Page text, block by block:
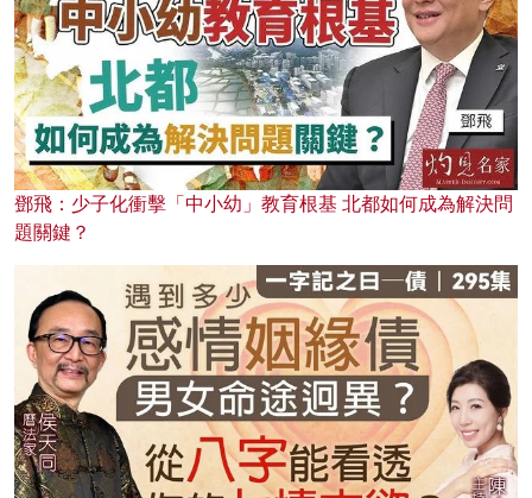
鄧飛：少子化衝擊「中小幼」教育根基 北都如何成為解決問
題關鍵？